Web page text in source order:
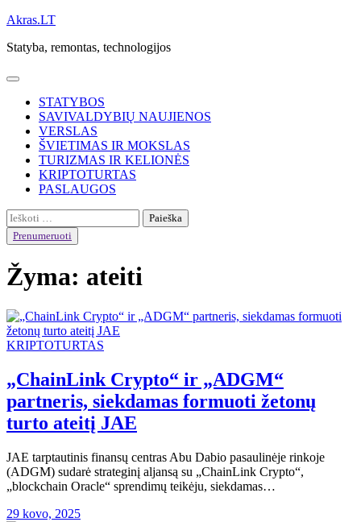
Skip
content
Akras.LT
Statyba, remontas, technologijos
STATYBOS
SAVIVALDYBIŲ NAUJIENOS
VERSLAS
ŠVIETIMAS IR MOKSLAS
TURIZMAS IR KELIONĖS
KRIPTOTURTAS
PASLAUGOS
Ieškoti:
Prenumeruoti
Žyma: ateiti
KRIPTOTURTAS
„ChainLink Crypto“ ir „ADGM“
partneris, siekdamas formuoti žetonų
turto ateitį JAE
JAE tarptautinis finansų centras Abu Dabio pasaulinėje rinkoje
(ADGM) sudarė strateginį aljansą su „ChainLink Crypto“,
„blockchain Oracle“ sprendimų teikėju, siekdamas…
29 kovo, 2025